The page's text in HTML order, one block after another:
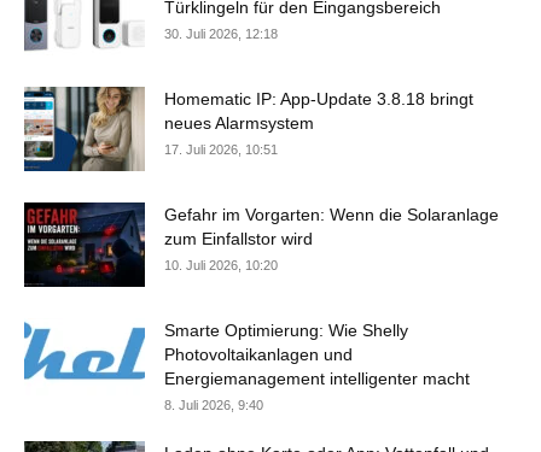
Türklingeln für den Eingangsbereich
30. Juli 2026, 12:18
Homematic IP: App-Update 3.8.18 bringt
neues Alarmsystem
17. Juli 2026, 10:51
Gefahr im Vorgarten: Wenn die Solaranlage
zum Einfallstor wird
10. Juli 2026, 10:20
Smarte Optimierung: Wie Shelly
Photovoltaikanlagen und
Energiemanagement intelligenter macht
8. Juli 2026, 9:40